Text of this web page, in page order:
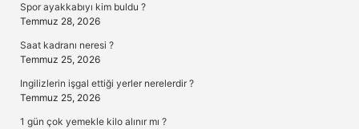
Spor ayakkabıyı kim buldu ?
Temmuz 28, 2026
Saat kadranı neresi ?
Temmuz 25, 2026
Ingilizlerin işgal ettiği yerler nerelerdir ?
Temmuz 25, 2026
1 gün çok yemekle kilo alınır mı ?